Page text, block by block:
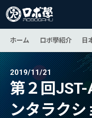
ホーム ロボ學紹介 日
2019/11/21
第２回
ンタラクシ